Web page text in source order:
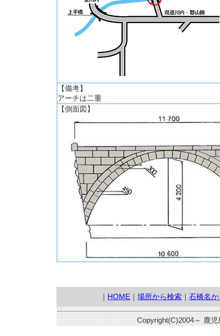
【備考】
アーチは二重
【側面図】
HOME 場所から検索 石橋名
Copyright(C)2004～ 鹿